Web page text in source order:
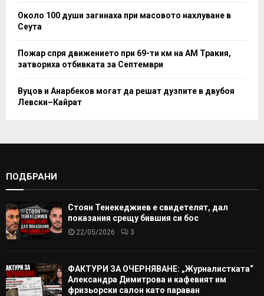
Около 100 души загинаха при масовото нахлуване в
Сеута
Пожар спря движението при 69-ти км на АМ Тракия,
затвориха отбивката за Септември
Вуцов и Анарбеков могат да решат дузпите в двубоя
Левски–Кайрат
ПОДБРАНИ
Стоян Тенекеджиев е свидетелят, дал
показания срещу бившия си бос
22/05/2026 3
ФАКТУРИ ЗА ОЧЕРНЯВАНЕ: „Журналистката“
Александра Димитрова и кафевият им
фризьорски салон като параван